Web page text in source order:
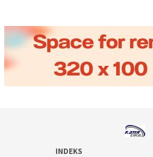
INDEKS